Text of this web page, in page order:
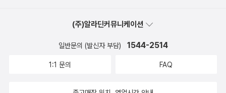
(주)알라딘커뮤니케이션
일반문의 (발신자 부담) 1544-2514
1:1 문의 FAQ